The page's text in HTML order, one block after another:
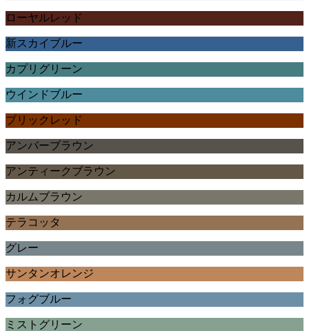
ローヤルレッド
新スカイブルー
カプリグリーン
ウインドブルー
ブリックレッド
アンバーブラウン
アンティークブラウン
カルムブラウン
テラコッタ
グレー
サンタンオレンジ
フォグブルー
ミストグリーン